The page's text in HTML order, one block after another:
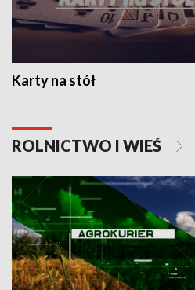
Karty na stół
ROLNICTWO I WIEŚ